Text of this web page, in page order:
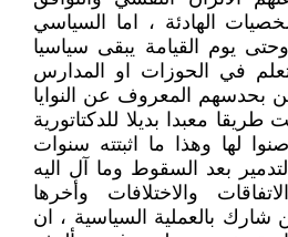
الهادئة ، اما السياسي
يوم القيامة يبقى سياسيا
في الحوزات او المدارس
بحدسهم المعروف عن النوايا
معبدا بديلا للدكتاتورية
لها وهذا ما اثبتته سنوات
بعد السقوط وما آل اليه
والاختلافات وأخرها
شارك بالعملية السياسية ، ان